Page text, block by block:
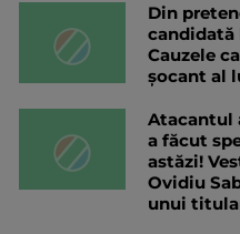
Din
candidată
Cauzele
șocant al
Atacantul
a făcut
astăzi!
Ovidiu
unui